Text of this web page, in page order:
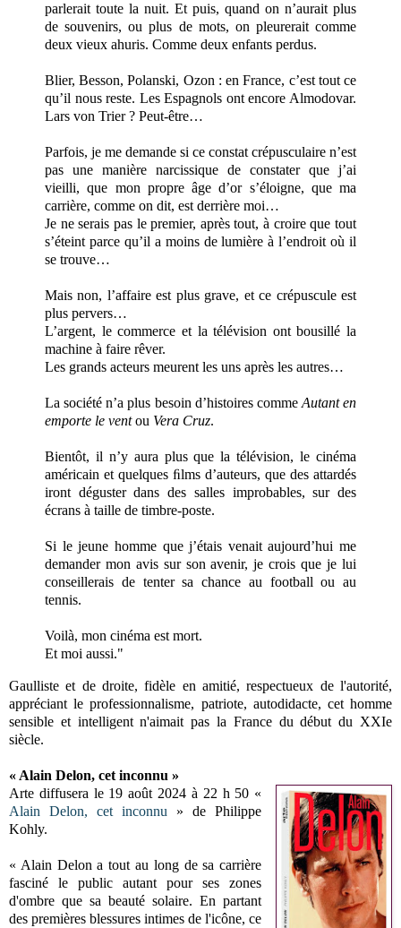
parlerait toute la nuit. Et puis, quand on n’aurait plus
de souvenirs, ou plus de mots, on pleurerait comme
deux vieux ahuris. Comme deux enfants perdus.
Blier, Besson, Polanski, Ozon : en France, c’est tout ce
qu’il nous reste. Les Espagnols ont encore Almodovar.
Lars von Trier ? Peut-être…
Parfois, je me demande si ce constat crépusculaire n’est
pas une manière narcissique de constater que j’ai
vieilli, que mon propre âge d’or s’éloigne, que ma
carrière, comme on dit, est derrière moi…
Je ne serais pas le premier, après tout, à croire que tout
s’éteint parce qu’il a moins de lumière à l’endroit où il
se trouve…
Mais non, l’affaire est plus grave, et ce crépuscule est
plus pervers…
L’argent, le commerce et la télévision ont bousillé la
machine à faire rêver.
Les grands acteurs meurent les uns après les autres…
La société n’a plus besoin d’histoires commeAutant en
emporte le ventou Vera Cruz.
Bientôt, il n’y aura plus que la télévision, le cinéma
américain et quelques ﬁlms d’auteurs, que des attardés
iront déguster dans des salles improbables, sur des
écrans à taille de timbre-poste.
Si le jeune homme que j’étais venait aujourd’hui me
demander mon avis sur son avenir, je crois que je lui
conseillerais de tenter sa chance au football ou au
tennis.
Voilà, mon cinéma est mort.
Et moi aussi."
Gaulliste et de droite, fidèle en amitié, respectueux de l'autorité,
appréciant le professionnalisme, patriote, autodidacte, cet homme
sensible et intelligent n'aimait pas la France du début du XXIe
siècle.
« Alain Delon, cet inconnu »
Arte diffusera le 19 août 2024 à 22 h 50 «
Alain Delon, cet inconnu » de Philippe
Kohly.
« Alain Delon a tout au long de sa carrière
fasciné le public autant pour ses zones
d'ombre que sa beauté solaire. En partant
des premières blessures intimes de l'icône, ce